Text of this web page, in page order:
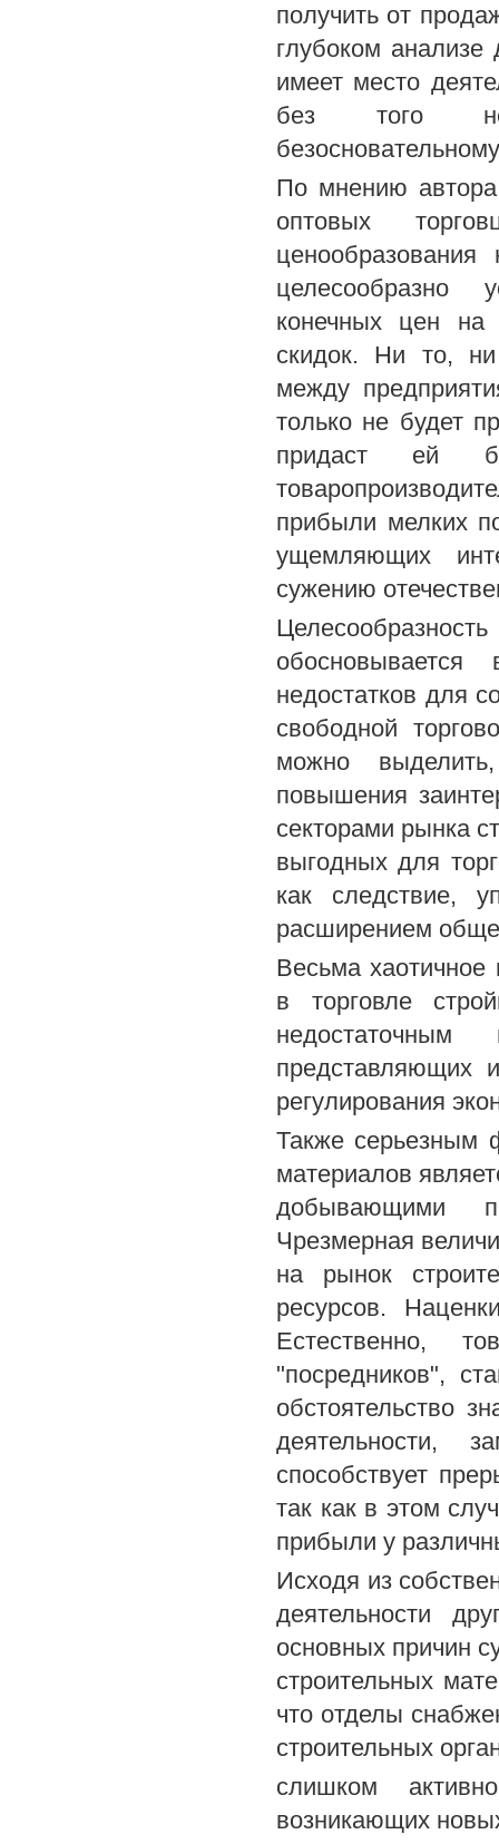
получить от
глубоком анализе
имеет место
без того
По мнению
оптовых
целесообразно
конечных цен на
скидок. Ни то,
между
только не будет
придаст ей
прибыли мелких
ущемляющих
сужению
недостатков для
свободной
можно
повышения
секторами рынка
выгодных для
как следствие,
расширением
Весьма хаотичное
в торговле
представляющих
регулирования
Также серьезным
материалов
добывающими
Чрезмерная
на рынок
ресурсов.
Естественно,
"посредников",
обстоятельство
деятельности,
способствует
так как в этом
прибыли у
Исходя из
деятельности
основных причин
строительных
что отделы
строительных
слишком
возникающих